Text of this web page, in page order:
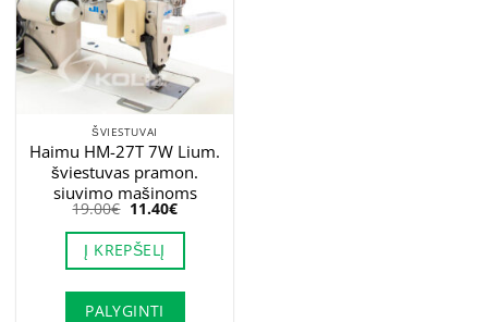
ŠVIESTUVAI
Haimu HM-27T 7W Lium.
šviestuvas pramon.
siuvimo mašinoms
19.00€ Original
price
was:
19.00€.
11.40€Current
price
is:
Į KREPŠELĮ
PALYGINTI